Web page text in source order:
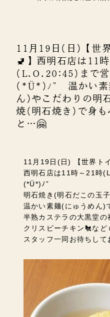
11月19日(日)【世
🚽】西明石店は11
(L.O.20:45)まで営
(*Ü*)ﾉ” 温かい素
ん)やこだわりの明
焼(明石焼き)で身も
と…🤗
11月19日(日) 【世界ト
西明石店は11時～21時
(*Ü*)ﾉ”
明石焼き(明石だこの玉
温かい素麺(にゅうめん
半熟カステラの大黒堂の
クリスピーチキン🐔など
スタッフ一同お待ちして